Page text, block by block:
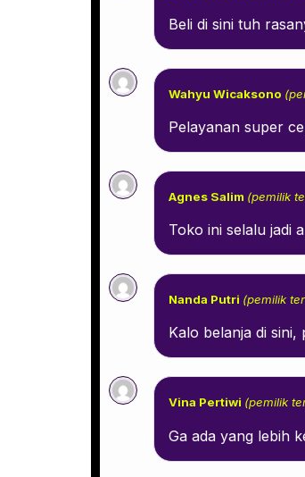
Beli di sini tuh
Wahyu Wicaksono
Pelayanan super
Agnes Salim (pemilik
Toko ini selalu jadi
Nanda Putri (pemilik
Kalo belanja di sini,
Vina Pertiwi (pemilik
Ga ada yang lebih